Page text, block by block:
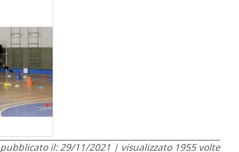
pubblicato il: 29/11/2021 | visualizzato 1955 volte